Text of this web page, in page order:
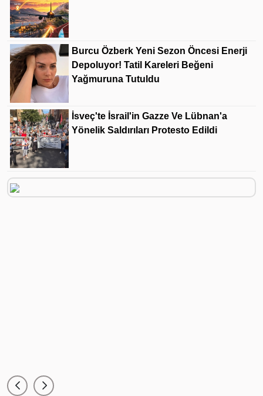
Burcu Özberk Yeni Sezon Öncesi Enerji
Depoluyor! Tatil Kareleri Beğeni
Yağmuruna Tutuldu
İsveç'te İsrail'in Gazze Ve Lübnan'a
Yönelik Saldırıları Protesto Edildi